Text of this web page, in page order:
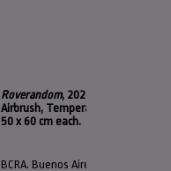
Roverandom, 2022.
Airbrush, Tempera
50 x 60 cm each.
BCRA. Buenos Aires [ARG]